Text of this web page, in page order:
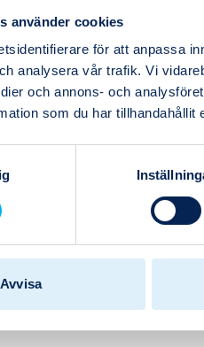
använder cookies
för att anpassa
analysera vår trafik. Vi
och annons- och
som du har
Avvisa
av
behov kan vi
sortiment av både
era viktigaste
i vår webshop.